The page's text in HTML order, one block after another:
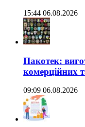
15:44 06.08.2026
Пакотек:
комерційних
09:09 06.08.2026